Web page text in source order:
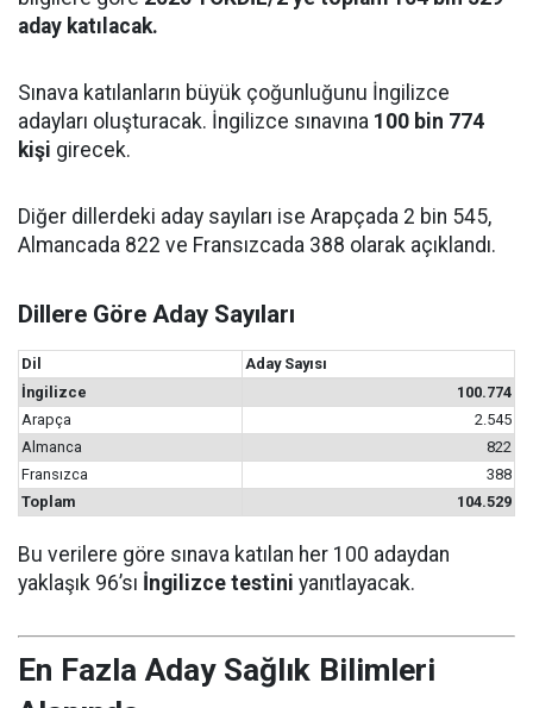
aday katılacak.
Sınava katılanların büyük çoğunluğunu İngilizce
adayları oluşturacak. İngilizce sınavına 100 bin 774
kişi girecek.
Diğer dillerdeki aday sayıları ise Arapçada 2 bin 545,
Almancada 822 ve Fransızcada 388 olarak açıklandı.
Dillere Göre Aday Sayıları
Dil
Aday Sayısı
İngilizce
100.774
Arapça
2.545
Almanca
822
Fransızca
388
Toplam
104.529
Bu verilere göre sınava katılan her 100 adaydan
yaklaşık 96’sı İngilizce testini yanıtlayacak.
En Fazla Aday Sağlık Bilimleri